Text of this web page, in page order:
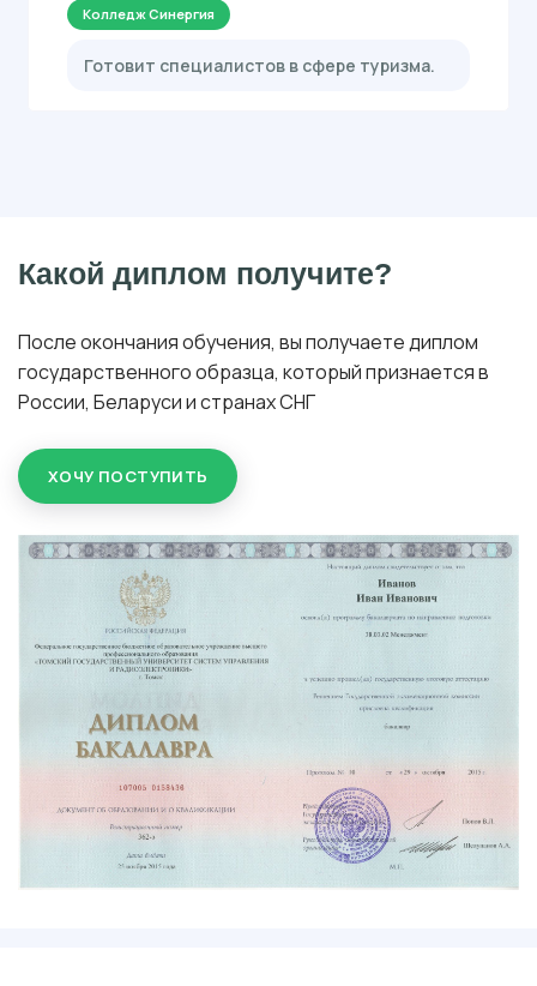
Колледж Синергия
Готовит специалистов в сфере туризма.
Какой диплом получите?
После окончания обучения, вы получаете диплом
государственного образца, который признается в
России, Беларуси и странах СНГ
ХОЧУ ПОСТУПИТЬ